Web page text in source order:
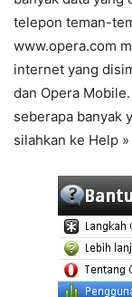
telepon teman-
www.opera.com
internet yang
dan Opera
seberapa banyak
silahkan ke Help